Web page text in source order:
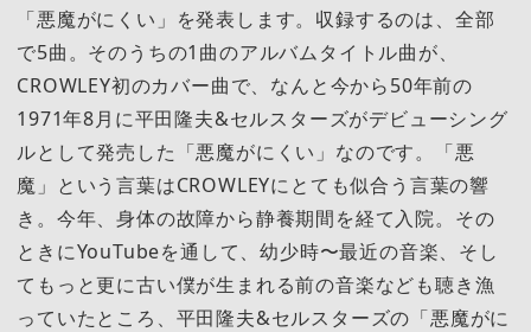
「悪魔がにくい」を発表します。収録するのは、全部
で5曲。そのうちの1曲のアルバムタイトル曲が、
CROWLEY初のカバー曲で、なんと今から50年前の
1971年8月に平田隆夫&セルスターズがデビューシング
ルとして発売した「悪魔がにくい」なのです。「悪
魔」という言葉はCROWLEYにとても似合う言葉の響
き。今年、身体の故障から静養期間を経て入院。その
ときにYouTubeを通して、幼少時〜最近の音楽、そし
てもっと更に古い僕が生まれる前の音楽なども聴き漁
っていたところ、平田隆夫&セルスターズの「悪魔がに